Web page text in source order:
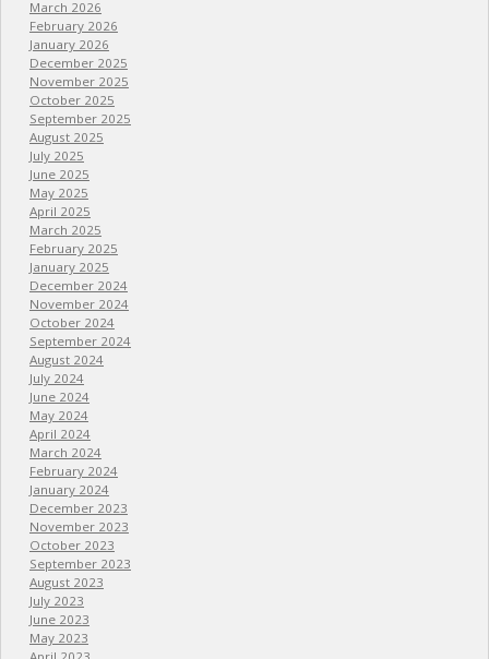
March 2026
February 2026
January 2026
December 2025
November 2025
October 2025
September 2025
August 2025
July 2025
June 2025
May 2025
April 2025
March 2025
February 2025
January 2025
December 2024
November 2024
October 2024
September 2024
August 2024
July 2024
June 2024
May 2024
April 2024
March 2024
February 2024
January 2024
December 2023
November 2023
October 2023
September 2023
August 2023
July 2023
June 2023
May 2023